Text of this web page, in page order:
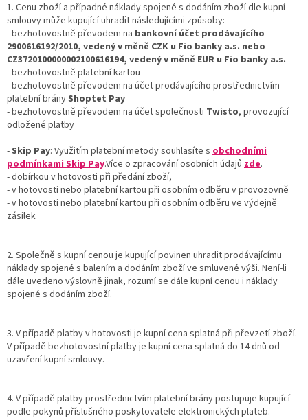
1. Cenu zboží a případné náklady spojené s dodáním zboží dle kupní
smlouvy může kupující uhradit následujícími způsoby:
- bezhotovostně převodem na bankovní účet prodávajícího
2900616192/2010, vedený v měně CZK u Fio banky a.s. nebo
CZ3720100000002100616194, vedený v měně EUR u Fio banky a.s.
- bezhotovostně platební kartou
- bezhotovostně převodem na účet prodávajícího prostřednictvím
platební brányShoptet Pay
- bezhotovostně převodem na účet společnosti Twisto, provozující
odložené platby
-Skip Pay: Využitím platební metody souhlasíte s obchodními
podmínkami Skip Pay.Více o zpracování osobních údajů zde.
- dobírkou v hotovosti při předání zboží,
- v hotovosti nebo platební kartou při osobním odběru v provozovně
- v hotovosti nebo platební kartou při osobním odběru ve výdejně
zásilek
2. Společně s kupní cenou je kupující povinen uhradit prodávajícímu
náklady spojené s balením a dodáním zboží ve smluvené výši. Není-li
dále uvedeno výslovně jinak, rozumí se dále kupní cenou i náklady
spojené s dodáním zboží.
3. V případě platby v hotovosti je kupní cena splatná při převzetí zboží.
V případě bezhotovostní platby je kupní cena splatná do 14 dnů od
uzavření kupní smlouvy.
4. V případě platby prostřednictvím platební brány postupuje kupující
podle pokynů příslušného poskytovatele elektronických plateb.